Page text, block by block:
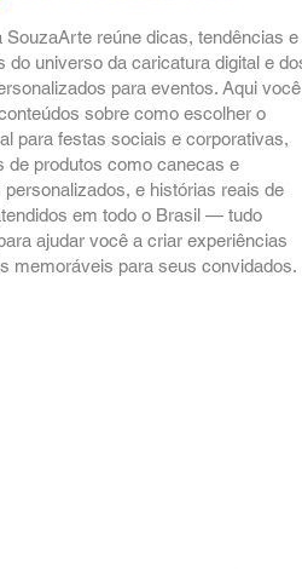
SouzaArte reúne dicas, tendências e
do universo da caricatura digital e
para eventos. Aqui você
sobre como escolher o
para festas sociais e corporativas,
de produtos como canecas e
personalizados, e histórias reais de
em todo o Brasil — tudo
ajudar você a criar experiências
memoráveis para seus convidados.